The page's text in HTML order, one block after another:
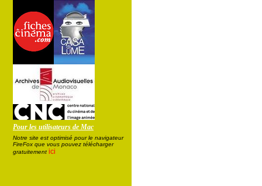
Pour les utilisateurs de Mac
Notre site est optimisé pour le navigateur
FireFox que vous pouvez télécharger
gratuitement ici